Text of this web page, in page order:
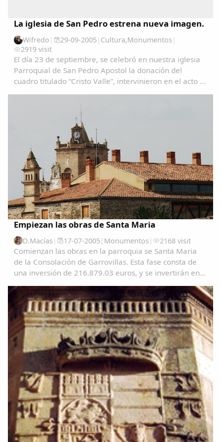
La iglesia de San Pedro estrena nueva imagen.
Wifredo | 29-09-2005| Cultura,Monumentos |
2919 visit
El día 23 de septiembre, se celebró en nuestra iglesia
Parroquial de San Pedro Apostol la donación del
cuadro titulado “Cristo Valle”, intervinieron en el acto D.
Nicolas Rivero cura párroco de Garrovillas y D. Santos
Palomero cura de Santiago del...
Empiezan las obras de Santa Maria
D.Macías | 17-07-2005| Monumentos | 2168 visit
Comienzan las obras en la parroquia se Santa Maria
de la Consolación de Garrovillas. Esta fase consta de
una inversión de 216.879.03 euros, y se invertirán en
estructural de la iglesia, este proyecto...